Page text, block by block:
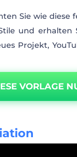
Sie wie
und erhalten
Projekt,
VORLAGE